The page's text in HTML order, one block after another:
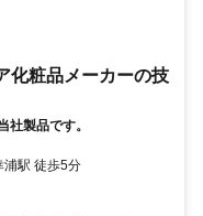
化粧品メーカーの技
製品です。
浦駅 徒歩5分